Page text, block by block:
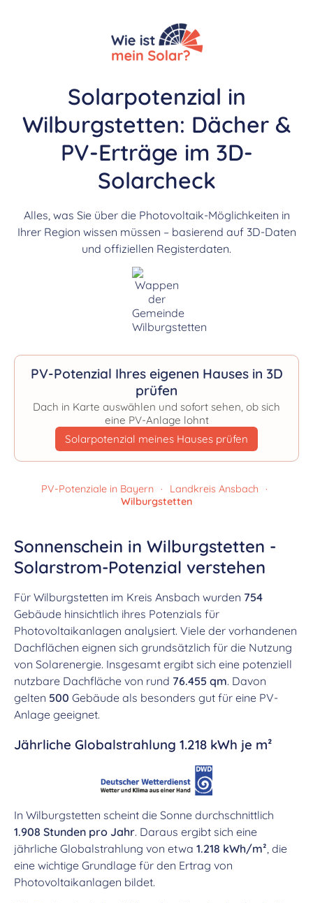
Solarpotenzial in
Wilburgstetten: Dächer &
PV-Erträge im 3D-
Solarcheck
Alles, was Sie über die Photovoltaik-Möglichkeiten in
Ihrer Region wissen müssen – basierend auf 3D-Daten
und offiziellen Registerdaten.
PV-Potenzial Ihres eigenen Hauses in 3D
prüfen
Dach in Karte auswählen und sofort sehen, ob sich
eine PV-Anlage lohnt
Solarpotenzial meines Hauses prüfen
PV-Potenziale in Bayern · Landkreis Ansbach
·
Wilburgstetten
Sonnenschein in Wilburgstetten -
Solarstrom-Potenzial verstehen
Für Wilburgstetten im Kreis Ansbach wurden 754
Gebäude hinsichtlich ihres Potenzials für
Photovoltaikanlagen analysiert. Viele der vorhandenen
Dachflächen eignen sich grundsätzlich für die Nutzung
von Solarenergie. Insgesamt ergibt sich eine potenziell
nutzbare Dachfläche von rund 76.455 qm. Davon
gelten 500 Gebäude als besonders gut für eine PV-
Anlage geeignet.
Jährliche Globalstrahlung 1.218 kWh je m²
In Wilburgstetten scheint die Sonne durchschnittlich
1.908 Stunden pro Jahr. Daraus ergibt sich eine
jährliche Globalstrahlung von etwa 1.218 kWh/m², die
eine wichtige Grundlage für den Ertrag von
Photovoltaikanlagen bildet.